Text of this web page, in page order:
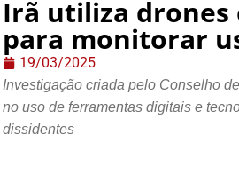
Irã utiliza drones
para monitorar
19/03/2025
Investigação criada pelo Conselho
no uso de ferramentas digitais e
dissidentes